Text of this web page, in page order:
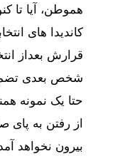
هموطن، آیا تا
کاندیدا
های
قرارش بعد از
شخص بعدی
حتا یک نمونه هم
از رفتن به پای
بیرون نخواهد